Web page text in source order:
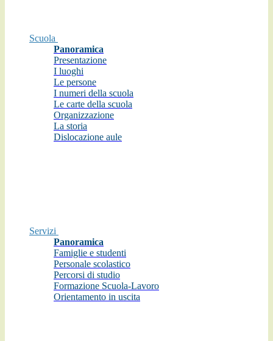
Scuola
Panoramica
Presentazione
I luoghi
Le persone
I numeri della scuola
Le carte della scuola
Organizzazione
La storia
Dislocazione aule
Servizi
Panoramica
Famiglie e studenti
Personale scolastico
Percorsi di studio
Formazione Scuola-Lavoro
Orientamento in uscita